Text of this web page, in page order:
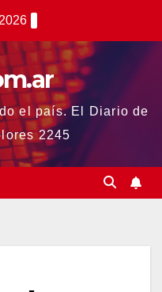
el país. El Diario de
2245